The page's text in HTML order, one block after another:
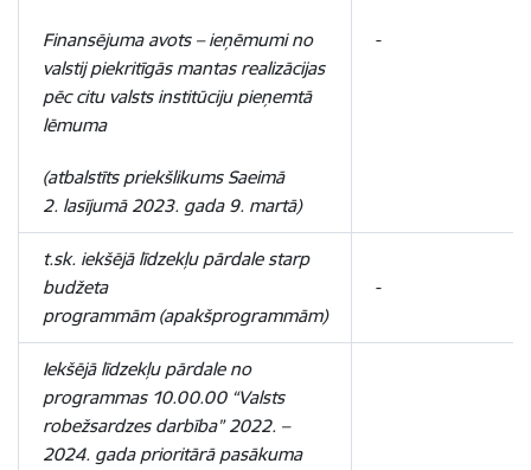
Finansējuma avots – ieņēmumi no
valstij piekritīgās mantas realizācijas
pēc citu valsts institūciju pieņemtā
lēmuma
(atbalstīts priekšlikums Saeimā
2. lasījumā 2023. gada 9. martā)
-
t.sk. iekšējā līdzekļu pārdale starp
budžeta
programmām (apakšprogrammām)
-
Iekšējā līdzekļu pārdale no
programmas 10.00.00 “Valsts
robežsardzes darbība” 2022. –
2024. gada prioritārā pasākuma